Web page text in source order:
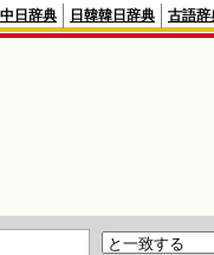
中日辞典 日韓韓日辞典 古語辞